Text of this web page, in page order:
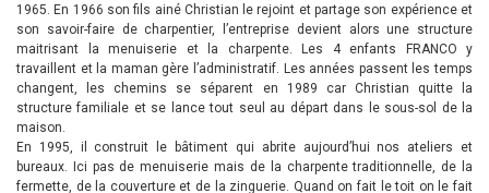
1965. En 1966 son fils ainé Christian le rejoint et partage son expérience et
son savoir-faire de charpentier, l’entreprise devient alors une structure
maitrisant la menuiserie et la charpente. Les 4 enfants FRANCO y
travaillent et la maman gère l’administratif. Les années passent les temps
changent, les chemins se séparent en 1989 car Christian quitte la
structure familiale et se lance tout seul au départ dans le sous-sol de la
maison.
En 1995, il construit le bâtiment qui abrite aujourd’hui nos ateliers et
bureaux. Ici pas de menuiserie mais de la charpente traditionnelle, de la
fermette, de la couverture et de la zinguerie. Quand on fait le toit on le fait